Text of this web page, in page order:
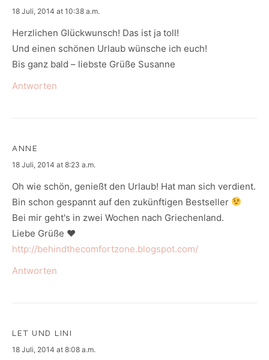
says:
18 Juli, 2014 at 10:38 a.m.
Herzlichen Glückwunsch! Das ist ja toll!
Und einen schönen Urlaub wünsche ich euch!
Bis ganz bald – liebste Grüße Susanne
Antworten
ANNE
says:
18 Juli, 2014 at 8:23 a.m.
Oh wie schön, genießt den Urlaub! Hat man sich verdient.
Bin schon gespannt auf den zukünftigen Bestseller
Bei mir geht's in zwei Wochen nach Griechenland.
Liebe Grüße ♥
http://behindthecomfortzone.blogspot.com/
Antworten
LET UND LINI
says:
18 Juli, 2014 at 8:08 a.m.